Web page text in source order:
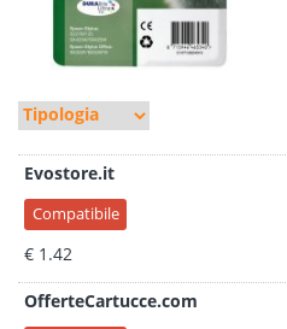
Evostore.it
Compatibile
€ 1.42
OfferteCartucce.com